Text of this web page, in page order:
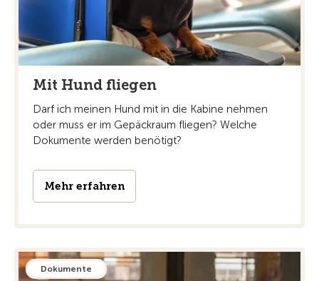
Mit Hund fliegen
Darf ich meinen Hund mit in die Kabine nehmen
oder muss er im Gepäckraum fliegen? Welche
Dokumente werden benötigt?
Mehr erfahren
Dokumente